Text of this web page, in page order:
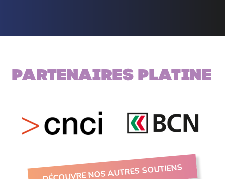
Partenaires PLATINE
DÉCOUVRE NOS AUTRES SOUTIENS